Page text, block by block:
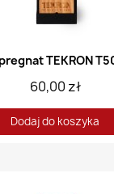
TEKRON
60,00 zł
Dodaj do koszyka